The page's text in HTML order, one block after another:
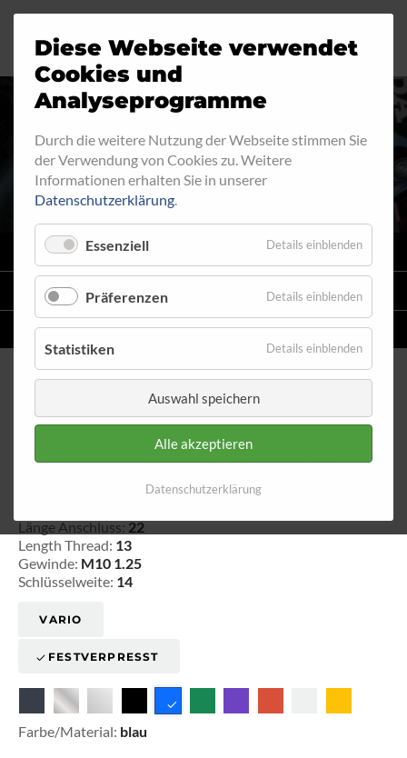
AUSSENGEWINDE - FEST 520
VARIO
STAHLFLEX -LEITUNGSKITS FÜR MOTORRÄDER
EINZELLEITUNGENNACH MASS
Aussengewinde - fest 520
Länge Anschluss: 22
Length Thread: 13
Gewinde: M10 1.25
Schlüsselweite: 14
VARIO
FESTVERPRESST
Farbe/Material: blau
Diese Webseite verwendet
Cookies und
Analyseprogramme
Durch die weitere Nutzung der Webseite stimmen Sie
der Verwendung von Cookies zu. Weitere
Informationen erhalten Sie in unserer
Datenschutzerklärung.
Essenziell Details einblenden
Präferenzen Details einblenden
Statistiken Details einblenden
Auswahl speichern
Alle akzeptieren
Datenschutzerklärung
Motorrad
Industrie
Automobil
Fahrrad
Ringfitting
Aussengewinde
Innengewinde
Hohlschrauben
Verteiler
Katalog
Jobs